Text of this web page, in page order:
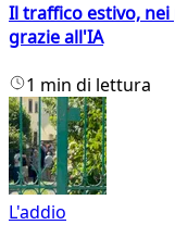
Il traffico estivo,
grazie all'IA
1 min di lettura
L'addio